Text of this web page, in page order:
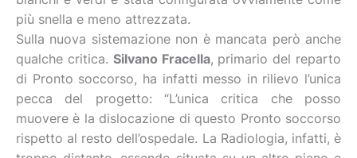
più snella e meno attrezzata.
Sulla nuova sistemazione non è mancata però anche
qualche critica. Silvano Fracella, primario del reparto
di Pronto soccorso, ha infatti messo in rilievo l’unica
pecca del progetto: “L’unica critica che posso
muovere è la dislocazione di questo Pronto soccorso
rispetto al resto dell’ospedale. La Radiologia, infatti, è